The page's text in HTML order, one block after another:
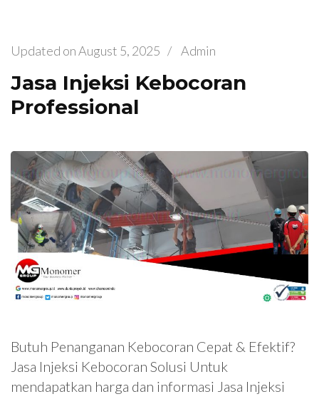
Updated onAugust 5, 2025 / Admin
Jasa Injeksi Kebocoran
Professional
Butuh Penanganan Kebocoran Cepat & Efektif?
Jasa Injeksi Kebocoran Solusi Untuk
mendapatkan harga dan informasi Jasa Injeksi